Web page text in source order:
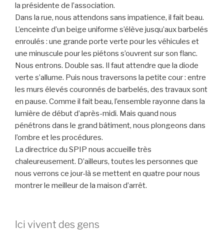
la présidente de l’association.
Dans la rue, nous attendons sans impatience, il fait beau.
L’enceinte d’un beige uniforme s’élève jusqu’aux barbelés
enroulés : une grande porte verte pour les véhicules et
une minuscule pour les piétons s’ouvrent sur son flanc.
Nous entrons. Double sas. Il faut attendre que la diode
verte s’allume. Puis nous traversons la petite cour : entre
les murs élevés couronnés de barbelés, des travaux sont
en pause. Comme il fait beau, l’ensemble rayonne dans la
lumière de début d’après-midi. Mais quand nous
pénétrons dans le grand bâtiment, nous plongeons dans
l’ombre et les procédures.
La directrice du SPIP nous accueille très
chaleureusement. D’ailleurs, toutes les personnes que
nous verrons ce jour-là se mettent en quatre pour nous
montrer le meilleur de la maison d’arrêt.
Ici vivent des gens